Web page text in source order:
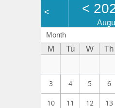
< <
Month
M Tu W Th
3 4 5 6
10 11 12 13